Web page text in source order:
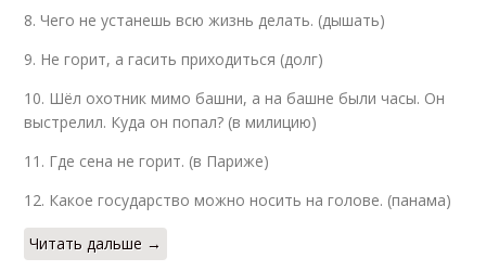
8. Чего не устанешь всю жизнь делать. (дышать)
9. Не горит, а гасить приходиться (долг)
10. Шёл охотник мимо башни, а на башне были часы. Он
выстрелил. Куда он попал? (в милицию)
11. Где сена не горит. (в Париже)
12. Какое государство можно носить на голове. (панама)
Читать дальше →